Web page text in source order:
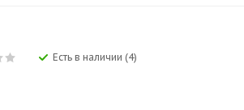
Есть в наличии (4)